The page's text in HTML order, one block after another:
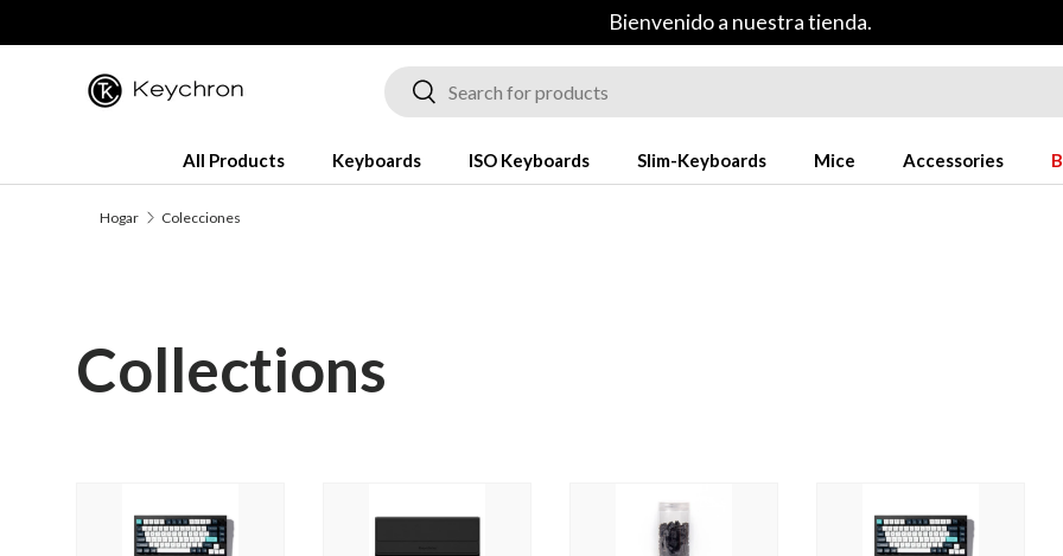
Saltar al contenido
Bienvenido a nuestra tienda.
BuscarBuscar
All Products Keyboards ISO Keyboards Slim-Keyboards Mice Accessories
Hogar Colecciones
Collections